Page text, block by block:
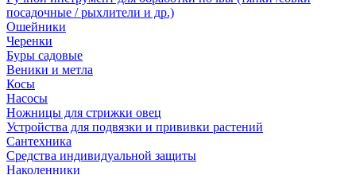
посадочные / рыхлители и др.)
Ошейники
Черенки
Буры садовые
Веники и метла
Косы
Насосы
Ножницы для стрижки овец
Устройства для подвязки и прививки растений
Сантехника
Средства индивидуальной защиты
Наколенники